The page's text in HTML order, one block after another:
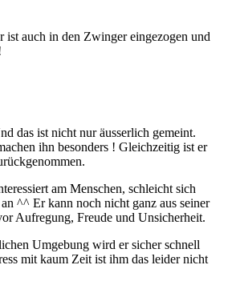
ist auch in den Zwinger eingezogen und
das ist nicht nur äusserlich gemeint.
ihn besonders ! Gleichzeitig ist er
am Menschen, schleicht sich
^^ Er kann noch nicht ganz aus seiner
Aufregung, Freude und Unsicherheit.
Umgebung wird er sicher schnell
mit kaum Zeit ist ihm das leider nicht